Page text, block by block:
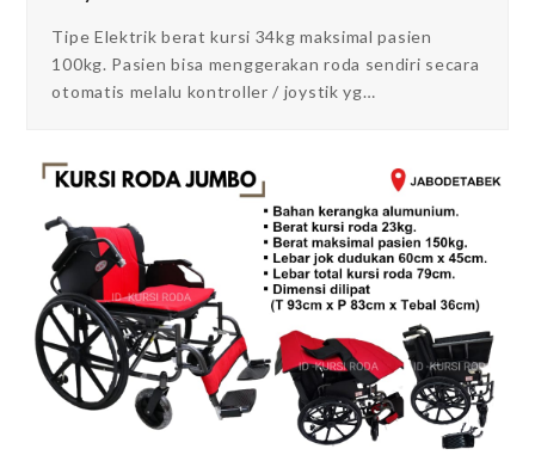
Tipe Elektrik berat kursi 34kg maksimal pasien
100kg. Pasien bisa menggerakan roda sendiri secara
otomatis melalu kontroller / joystik yg…